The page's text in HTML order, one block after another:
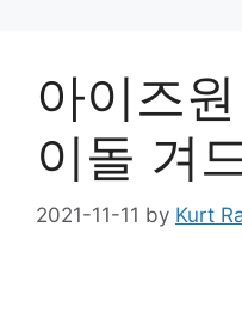
아이즈
이돌 겨
2021-11-11 by Kurt